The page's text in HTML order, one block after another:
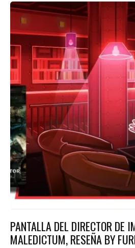
PANTALLA DEL DIRECTOR DE
MALEDICTUM, RESEÑA BY